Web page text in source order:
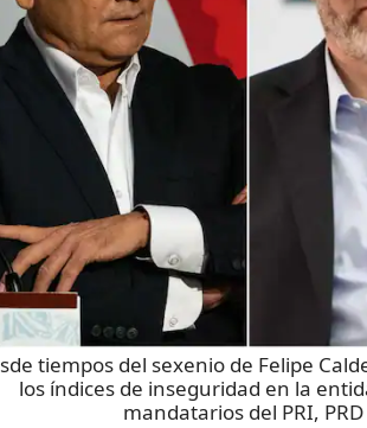
tiempos del sexenio de Felipe
los índices de inseguridad en la
mandatarios del PRI,